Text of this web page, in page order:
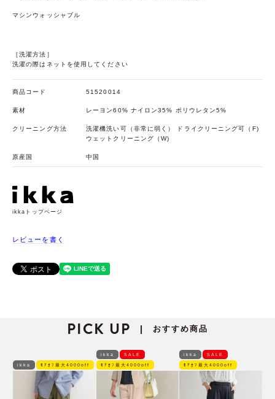
マシンウォッシャブル
［洗濯方法］
洗濯の際はネットを使用してください
商品コード 51520014
素材 レーヨン60% ナイロン35% ポリウレタン5%
クリーニング方法
洗濯機洗い可（非常に弱く） ドライクリーニング可（F)
ウェットクリーニング（W)
原産国 中国
ikkaトップページ
レビューを書く
PICK UP | おすすめ商品
ikka ﾓｱｵﾌ最大4000off
ikka SALE
ﾓｱｵﾌ最大4000off
ikka SALE
ﾓｱｵﾌ最大4000off